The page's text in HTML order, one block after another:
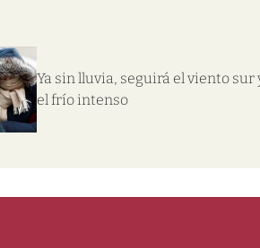
Ya sin lluvia, seguirá el viento sur
el frío intenso